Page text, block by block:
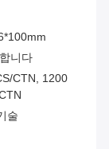
니다
CTN, 1200
술